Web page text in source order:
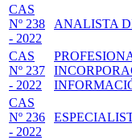
CAS
Nº 238
- 2022
ANALISTA
CAS
Nº 237
- 2022
CAS
Nº 236
- 2022